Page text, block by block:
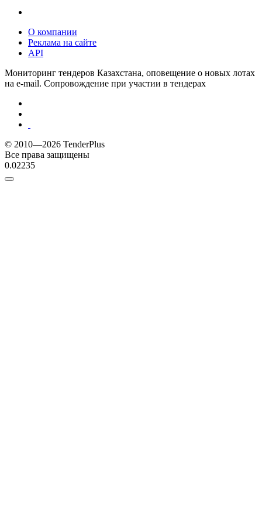
О компании
Реклама на сайте
API
Мониторинг тендеров Казахстана, оповещение о новых лотах
на e-mail. Сопровождение при участии в тендерах
© 2010—2026 TenderPlus
Все права защищены
0.02235